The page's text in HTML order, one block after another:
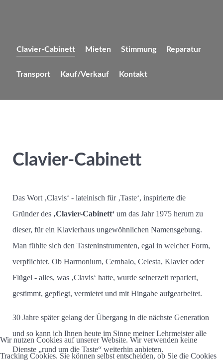
Clavier-Cabinett Mieten Stimmung Reparatur
Transport Kauf/Verkauf Kontakt
Clavier-Cabinett
Das Wort ‚Clavis‘ - lateinisch für ‚Taste‘, inspirierte die
Gründer des ‚Clavier-Cabinett‘ um das Jahr 1975 herum zu
dieser, für ein Klavierhaus ungewöhnlichen Namensgebung.
Man fühlte sich den Tasteninstrumenten, egal in welcher Form,
verpflichtet. Ob Harmonium, Cembalo, Celesta, Klavier oder
Flügel - alles, was ‚Clavis‘ hatte, wurde seinerzeit repariert,
gestimmt, gepflegt, vermietet und mit Hingabe aufgearbeitet.
30 Jahre später gelang der Übergang in die nächste Generation
und so kann ich Ihnen heute im Sinne meiner Lehrmeister alle
Dienste „rund um die Taste“ weiterhin anbieten.
Wir nutzen Cookies auf unserer Website. Wir verwenden keine
Tracking Cookies. Sie können selbst entscheiden, ob Sie die Cookies